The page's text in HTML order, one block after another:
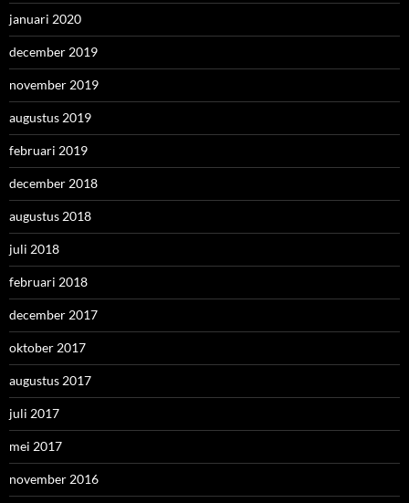
januari 2020
december 2019
november 2019
augustus 2019
februari 2019
december 2018
augustus 2018
juli 2018
februari 2018
december 2017
oktober 2017
augustus 2017
juli 2017
mei 2017
november 2016